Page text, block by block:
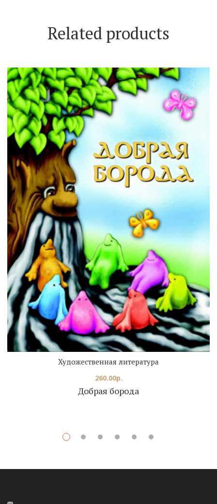
Related products
Добрая борода
Художественная литература
260.00р.